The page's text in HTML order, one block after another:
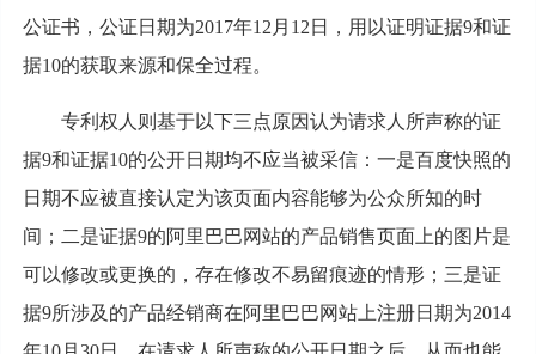
公证书，公证日期为2017年12月12日，用以证明证据9和证
据10的获取来源和保全过程。
专利权人则基于以下三点原因认为请求人所声称的证
据9和证据10的公开日期均不应当被采信：一是百度快照的
日期不应被直接认定为该页面内容能够为公众所知的时
间；二是证据9的阿里巴巴网站的产品销售页面上的图片是
可以修改或更换的，存在修改不易留痕迹的情形；三是证
据9所涉及的产品经销商在阿里巴巴网站上注册日期为2014